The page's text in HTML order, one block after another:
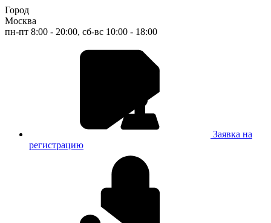
Город
Москва
пн-пт 8:00 - 20:00, сб-вс 10:00 - 18:00
Заявка на
регистрацию